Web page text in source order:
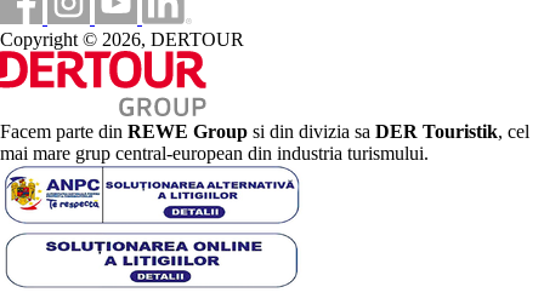
Copyright © 2026, DERTOUR
Facem parte din REWE Group si din divizia sa DER Touristik, cel
mai mare grup central-european din industria turismului.